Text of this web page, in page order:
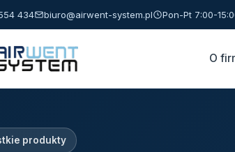
434 biuro@airwent-system.pl Pon-Pt 7:00-
O
produkty